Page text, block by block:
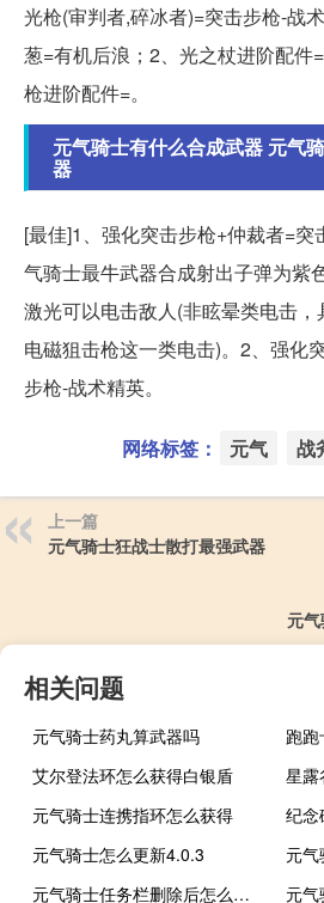
光枪(审判者,碎冰者)=突击步枪-战
葱=有机后浪；2、光之杖进阶配件
枪进阶配件=。
元气骑士有什么合成武器 元气
器
[最佳]1、强化突击步枪+仲裁者=突
气骑士最牛武器合成射出子弹为紫
激光可以电击敌人(非眩晕类电击，
电磁狙击枪这一类电击)。2、强化
步枪-战术精英。
网络标签： 元气 战
上一篇
元气骑士狂战士散打最强武器
元
相关问题
元气骑士药丸算武器吗
跑
艾尔登法环怎么获得白银盾
星露
元气骑士连携指环怎么获得
纪念
元气骑士怎么更新4.0.3
元
元气骑士任务栏删除后怎么恢复